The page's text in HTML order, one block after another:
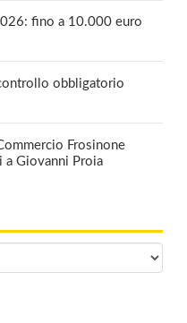
fino a 10.000 euro
obbligatorio
Frosinone
a Giovanni Proia